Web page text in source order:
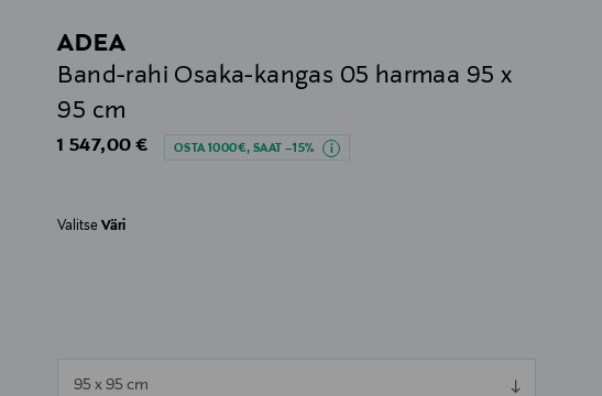
ADEA
Band-rahi Osaka-kangas 05 harmaa 95 x
95 cm
Original Price
1 547,00 € OSTA 1000€, SAAT –15%
ValitseVäri
95 x 95 cm
null